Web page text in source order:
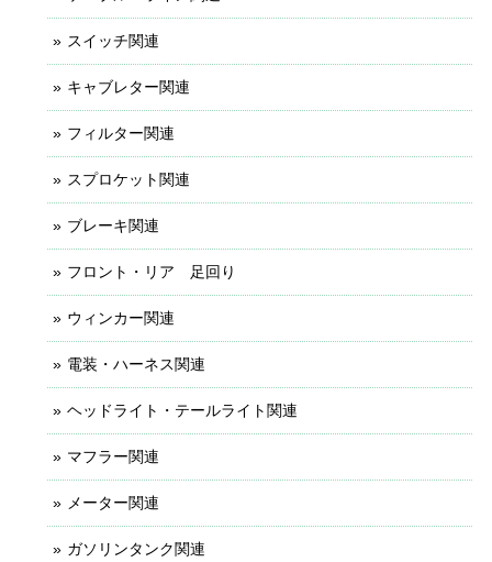
スイッチ関連
キャブレター関連
フィルター関連
スプロケット関連
ブレーキ関連
フロント・リア 足回り
ウィンカー関連
電装・ハーネス関連
ヘッドライト・テールライト関連
マフラー関連
メーター関連
ガソリンタンク関連